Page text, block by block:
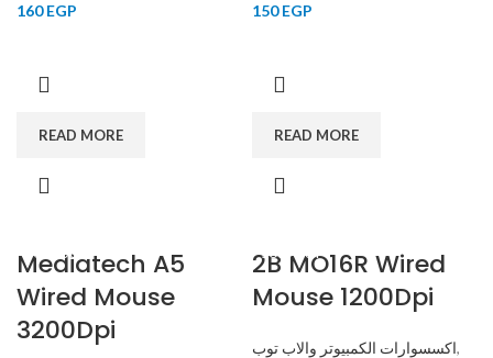
160EGP
READ MORE
150EGP
READ MORE
SOLD OUT
Mediatech A5
Wired Mouse
3200Dpi
SOLD OUT
2B MO16R Wired
Mouse 1200Dpi
اكسسوارات الكمبيوتر والاب توب,